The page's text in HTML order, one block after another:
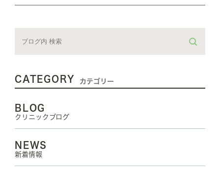
CATEGORY カテゴリー
BLOG
クリニックブログ
NEWS
新着情報